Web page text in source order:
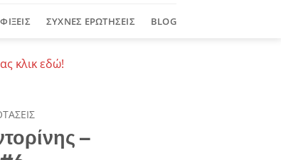
ΣΥΧΝΕΣ ΕΡΩΤΗΣΕΙΣ BLOG
κλικ εδώ!
–